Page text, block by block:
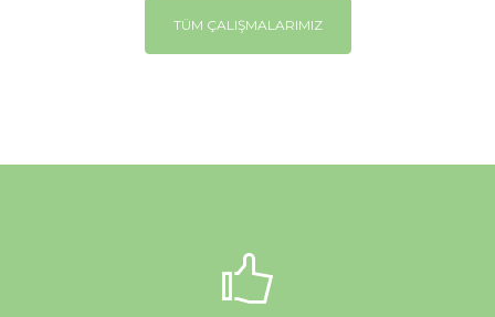
TÜM ÇALIŞMALARIMIZ